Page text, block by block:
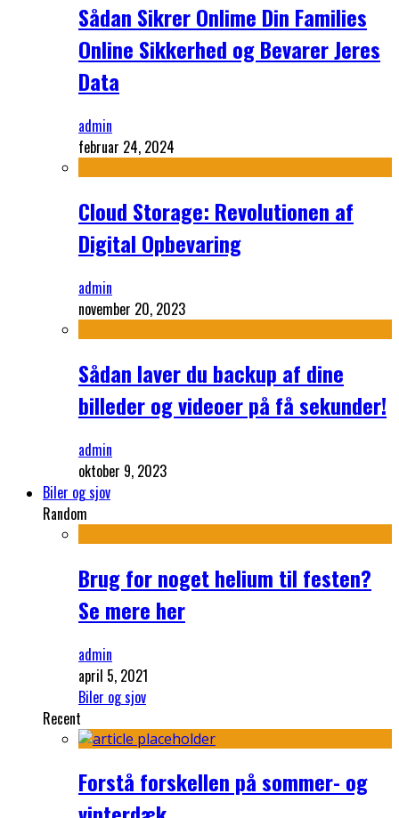
Sådan Sikrer Onlime Din Families
Online Sikkerhed og Bevarer Jeres
Data
admin
februar 24, 2024
Cloud Storage: Revolutionen af
Digital Opbevaring
admin
november 20, 2023
Sådan laver du backup af dine
billeder og videoer på få sekunder!
admin
oktober 9, 2023
Biler og sjov
Random
Brug for noget helium til festen?
Se mere her
admin
april 5, 2021
Biler og sjov
Recent
Forstå forskellen på sommer- og